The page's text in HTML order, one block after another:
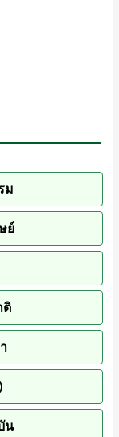
ม
ย์
ติ
น